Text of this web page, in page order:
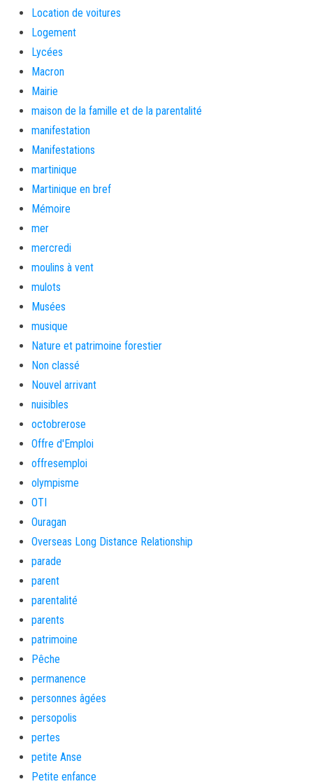
Location de voitures
Logement
Lycées
Macron
Mairie
maison de la famille et de la parentalité
manifestation
Manifestations
martinique
Martinique en bref
Mémoire
mer
mercredi
moulins à vent
mulots
Musées
musique
Nature et patrimoine forestier
Non classé
Nouvel arrivant
nuisibles
octobrerose
Offre d'Emploi
offresemploi
olympisme
OTI
Ouragan
Overseas Long Distance Relationship
parade
parent
parentalité
parents
patrimoine
Pêche
permanence
personnes âgées
persopolis
pertes
petite Anse
Petite enfance